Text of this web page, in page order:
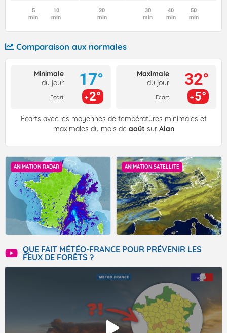
5
min
10
min
20
min
30
min
40
min
50
min
Comparaison aux normales
Minimale
du jour
Ecart
17°
2°
Maximale
du jour
Ecart
32°
5°
Écarts avec les moyennes de températures minimales et
maximales du mois de août sur Alan
ANIMATION RADAR ANIMATION SATELLITE
QUE FAIT MÉTÉO-FRANCE POUR PRÉVENIR LES
FEUX DE FORÊTS ?